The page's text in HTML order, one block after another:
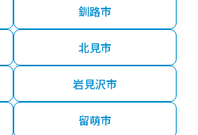
釧路市
北見市
岩見沢市
留萌市